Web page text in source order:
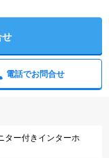
せ
電話でお問合せ
ー付きインターホ